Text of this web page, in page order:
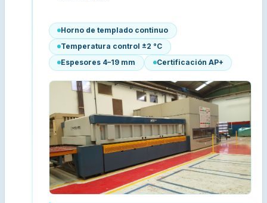
Horno de templado continuo
Temperatura control ±2 °C
Espesores 4–19 mm
Certificación AP+